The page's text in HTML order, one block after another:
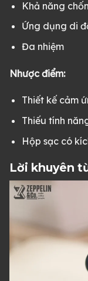
Khả năng
Ứng dụng di
Đa nhiệm
Nhược điểm:
Thiết kế cảm
Thiếu tính
Hộp sạc có
Lời khuyên